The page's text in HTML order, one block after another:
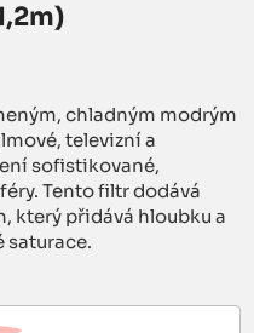
chladným modrým
televizní a
sofistikované,
Tento filtr dodává
který přidává hloubku a
saturace.